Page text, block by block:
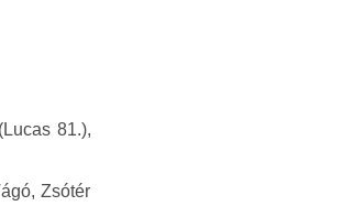
81.),
Zsótér